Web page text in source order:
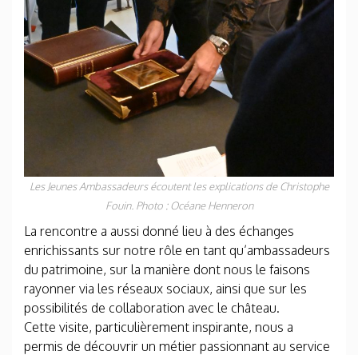
Les Jeunes Ambassadeurs écoutent les explications de Christophe
Fouin. Photo : Océane Henneron
La rencontre a aussi donné lieu à des échanges
enrichissants sur notre rôle en tant qu’ambassadeurs
du patrimoine, sur la manière dont nous le faisons
rayonner via les réseaux sociaux, ainsi que sur les
possibilités de collaboration avec le château.
Cette visite, particulièrement inspirante, nous a
permis de découvrir un métier passionnant au service